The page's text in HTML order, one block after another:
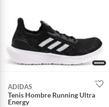
ADIDAS
Tenis Hombre Running Ultra
Energy